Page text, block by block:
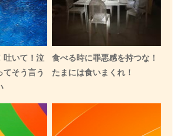
吐いて！泣
てそう言う
食べる時に罪悪感を持つな！
たまには食いまくれ！